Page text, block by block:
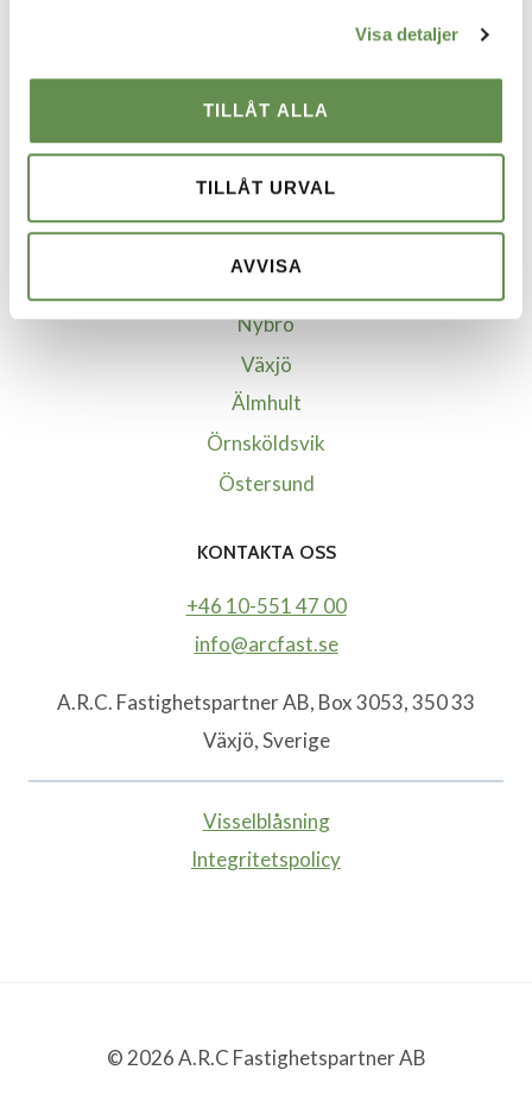
Visa detaljer
TILLÅT ALLA
TILLÅT URVAL
AVVISA
Göteborg
Helsingborg
Jönköping
Nybro
Växjö
Älmhult
Örnsköldsvik
Östersund
KONTAKTA OSS
+46 10-551 47 00
info@arcfast.se
A.R.C. Fastighetspartner AB, Box 3053, 350 33
Växjö, Sverige
Visselblåsning
Integritetspolicy
© 2026 A.R.C Fastighetspartner AB